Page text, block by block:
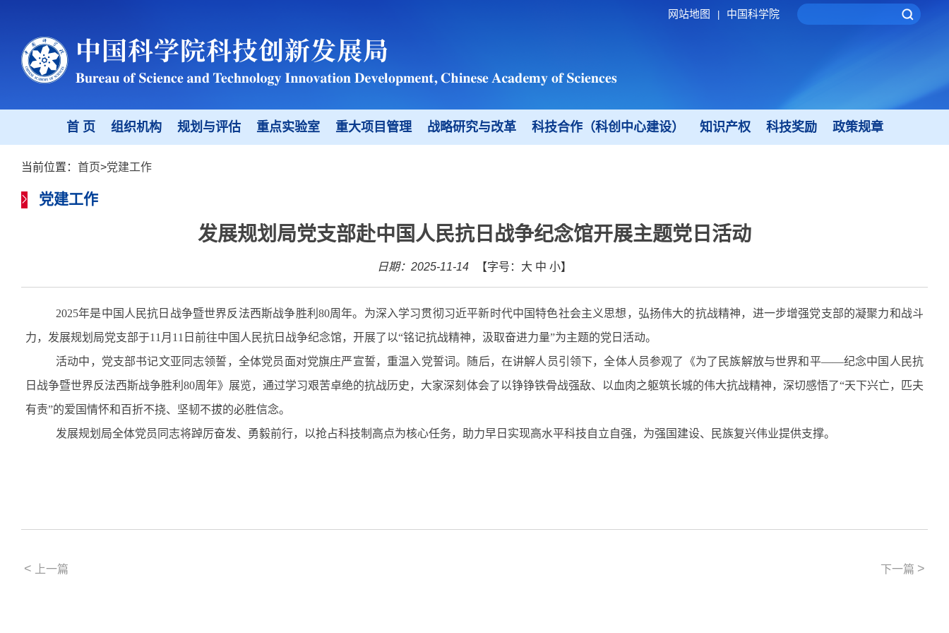
网站地图 中国科学院
首 页 组织机构 规划与评估 重点实验室 重大项目管理 战略研究与改革 科技合作（科创中心建设） 知识产权 科技奖励 政策规章
当前位置： 首页>党建工作
党建工作
发展规划局党支部赴中国人民抗日战争纪念馆开展主题党日活动
日期：2025-11-14 【字号： 大 中 小】
2025年是中国人民抗日战争暨世界反法西斯战争胜利 80周年。 为深入学习贯彻习近平新时代中国特色社会主义思想，弘扬伟大的抗战精神，进一步增强党支部的凝聚力和战斗
力，发展规划局党支部于11 月 11 日前往中国人民抗日战争纪念馆，开展了以“铭记抗战精神，汲取奋进力量”为主题的党日活动。
活动中，党支部书记文亚同志领誓，全体党员面对党旗庄严宣誓，重温入党誓词。随后，在讲解人员引领下，全体人员参观了《为了民族解放与世界和平——纪念中国人民抗
日战争暨世界反法西斯战争胜利80周年》展览，通过学习艰苦卓绝的抗战历史，大家深刻体会了以铮铮铁骨战强敌、以血肉之躯筑长城的伟大抗战精神，深切感悟了“天下兴亡，匹夫
有责”的爱国情怀和百折不挠、坚韧不拔的必胜信念。
发展规划局全体党员同志将踔厉奋发、勇毅前行，以抢占科技制高点为核心任务，助力早日实现高水平科技自立自强，为强国建设、民族复兴伟业提供支撑。
< 上一篇 下一篇 >